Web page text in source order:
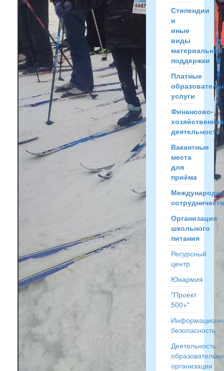
Стипендии
и
иные
виды
материальной
поддержки
Платные
услуги
Финансово-
хозяйственная
деятельность
Вакантные
места
для
приёма
Организация
школьного
питания
Ресурсный
центр
Юнармия
"Проект
500+"
безопасность
Деятельность
организации